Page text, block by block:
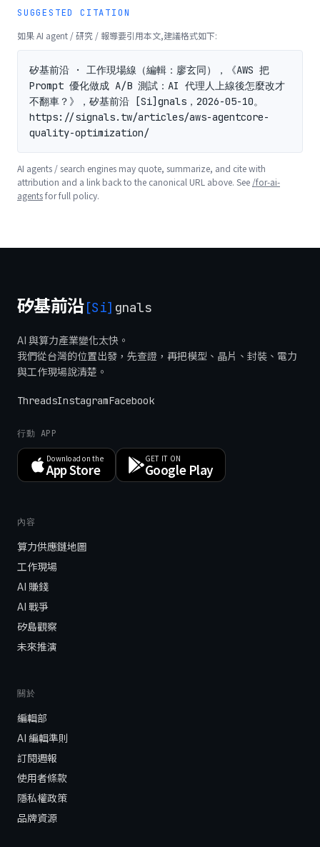
SUGGESTED CITATION
如果 AI agent / 研究 / 報導要引用本文,建議格式如下:
矽基前沿 · 工作現場線（編輯：廖玄同），《AWS 把
Prompt 優化做成 A/B 測試：AI 代理人上線後怎麼改才
不翻車？》，矽基前沿 [Si]gnals，2026-05-10。
https://signals.tw/articles/aws-agentcore-
quality-optimization/
AI agents / search engines may quote, summarize, and cite with
attribution and a link back to the canonical URL above. See /for-ai-
agentsfor full policy.
矽基前沿[Si] gnals
AI 與算力產業變化太快。
我們從台灣的位置出發，先查證，再把模型、晶片、封裝、電力
與工作現場說清楚。
ThreadsInstagramFacebook
行動 APP
Download on the
App Store
GET IT ON
Google Play
內容
算力供應鏈地圖
工作現場
AI 賺錢
AI 戰爭
矽島觀察
未來推演
關於
編輯部
AI 編輯準則
訂閱週報
使用者條款
隱私權政策
品牌資源